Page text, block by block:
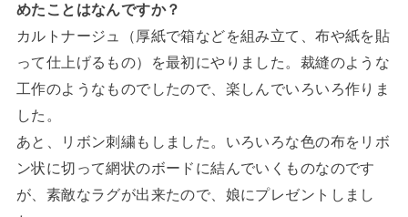
めたことはなんですか？
カルトナージュ（厚紙で箱などを組み立て、布や紙を貼
って仕上げるもの）を最初にやりました。裁縫のような
工作のようなものでしたので、楽しんでいろいろ作りま
した。
あと、リボン刺繍もしました。いろいろな色の布をリボ
ン状に切って網状のボードに結んでいくものなのです
が、素敵なラグが出来たので、娘にプレゼントしまし